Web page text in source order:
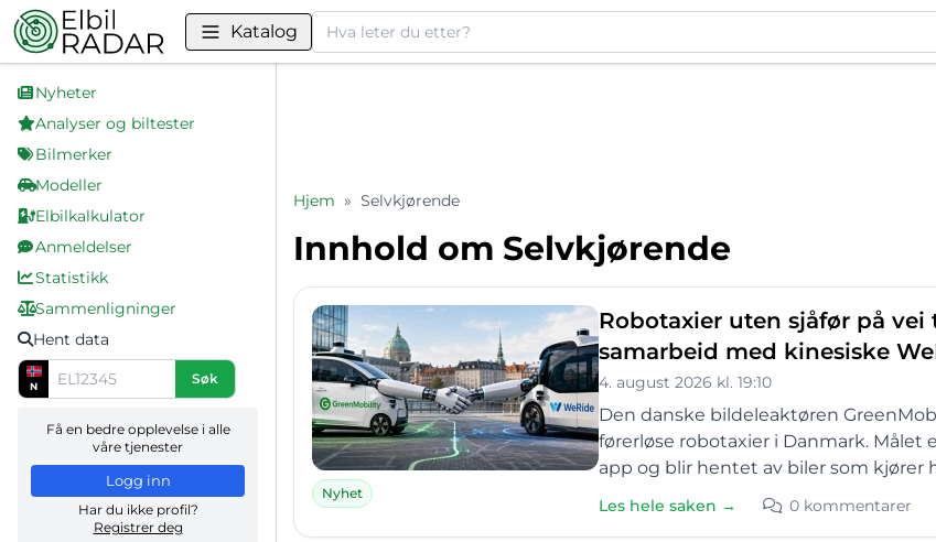
Katalog Søk
Nyheter
Analyser og biltester
Bilmerker
Modeller
Elbilkalkulator
Anmeldelser
Statistikk
Sammenligninger
Hent data
N Søk
Få en bedre opplevelse i alle
våre tjenester
Logg inn
Har du ikke profil?
Registrer deg
Hjem » Selvkjørende
Innhold om Selvkjørende
Nyhet
Robotaxier uten sjåfør på
samarbeid med kinesiske
4. august 2026 kl. 19:10
Den danske bildeleaktøren
førerløse robotaxier i Danmark.
app og blir hentet av biler som kjører
Les hele saken → 0 kommentarer